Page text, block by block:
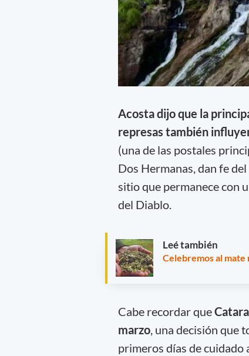
Acosta dijo que la
represas también
(una de las postales
Dos Hermanas, dan fe
sitio que permanece con
del Diablo.
Leé también
Celebremos al
Cabe recordar que
marzo, una decisión que
primeros días de cuidado